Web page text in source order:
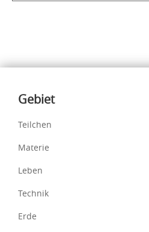
Inhalte
Gebiet
Teilchen
Materie
Leben
Technik
Erde